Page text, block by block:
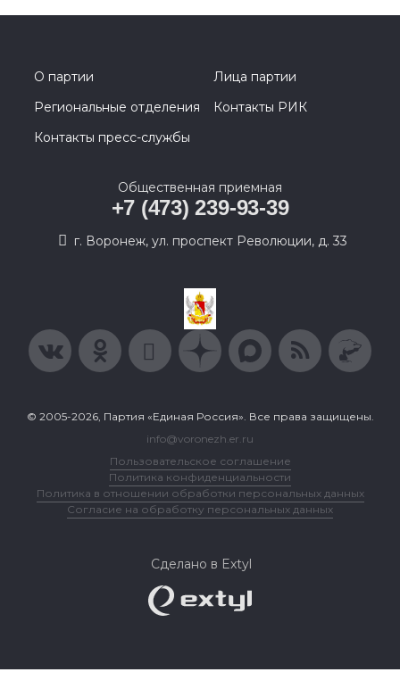
О партии
Лица партии
Региональные отделения
Контакты РИК
Контакты пресс-службы
Общественная приемная
+7 (473) 239-93-39
г. Воронеж, ул. проспект Революции, д. 33
© 2005-2026, Партия «Единая Россия». Все права защищены.
info@voronezh.er.ru
Пользовательское соглашение
Политика конфиденциальности
Политика в отношении обработки персональных данных
Согласие на обработку персональных данных
Сделано в Extyl